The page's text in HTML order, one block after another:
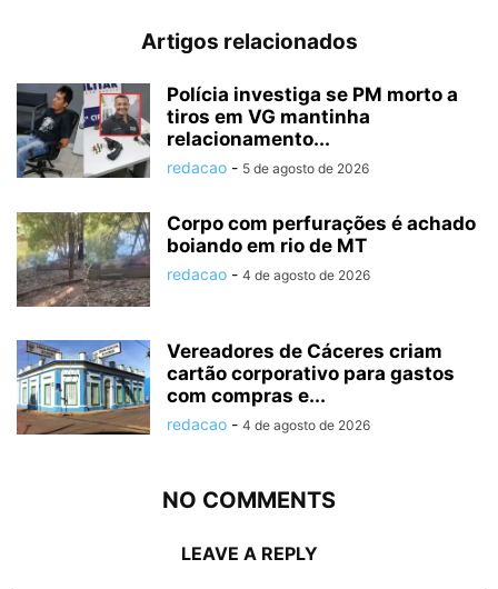
Artigos relacionados
Polícia investiga se PM morto a
tiros em VG mantinha
relacionamento...
redacao - 5 de agosto de 2026
Corpo com perfurações é achado
boiando em rio de MT
redacao - 4 de agosto de 2026
Vereadores de Cáceres criam
cartão corporativo para gastos
com compras e...
redacao - 4 de agosto de 2026
NO COMMENTS
LEAVE A REPLY